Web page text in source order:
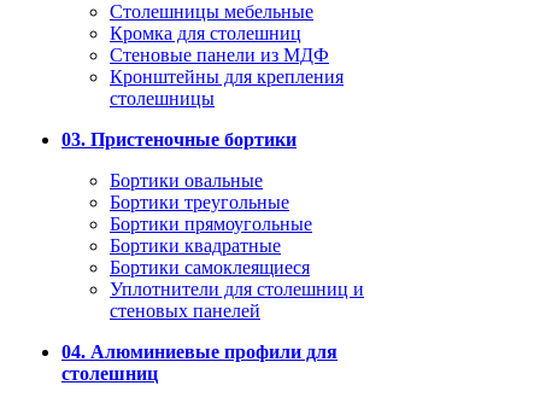
Столешницы мебельные
Кромка для столешниц
Стеновые панели из МДФ
Кронштейны для крепления
столешницы
03. Пристеночные бортики
Бортики овальные
Бортики треугольные
Бортики прямоугольные
Бортики квадратные
Бортики самоклеящиеся
Уплотнители для столешниц и
стеновых панелей
04. Алюминиевые профили для
столешниц